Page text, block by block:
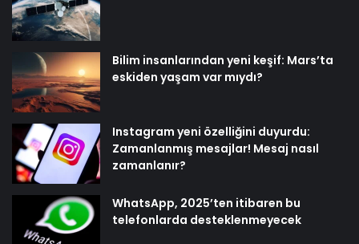
Bilim insanlarından yeni keşif: Mars’ta
eskiden yaşam var mıydı?
Instagram yeni özelliğini duyurdu:
Zamanlanmış mesajlar! Mesaj nasıl
zamanlanır?
WhatsApp, 2025’ten itibaren bu
telefonlarda desteklenmeyecek